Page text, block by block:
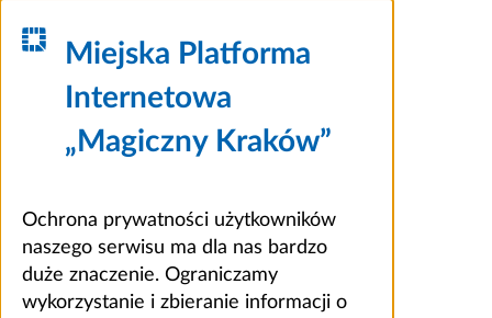
Miejska Platforma
Internetowa
„Magiczny Kraków”
Ochrona prywatności użytkowników
naszego serwisu ma dla nas bardzo
duże znaczenie. Ograniczamy
wykorzystanie i zbieranie informacji o